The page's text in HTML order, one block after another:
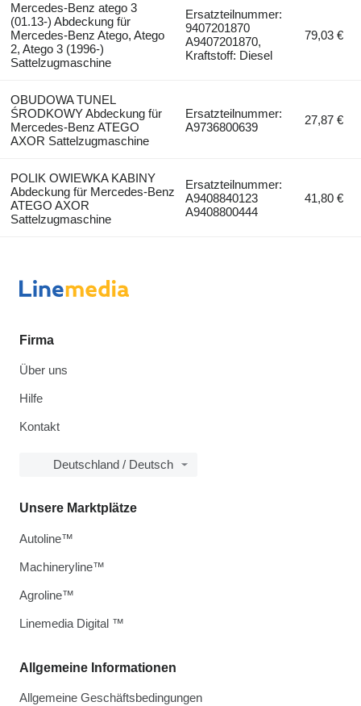
Mercedes-Benz atego 3
(01.13-) Abdeckung für
Mercedes-Benz Atego, Atego
2, Atego 3 (1996-)
Sattelzugmaschine
Ersatzteilnummer:
9407201870
A9407201870,
Kraftstoff: Diesel
79,03 €
OBUDOWA TUNEL
ŚRODKOWY Abdeckung für
Mercedes-Benz ATEGO
AXOR Sattelzugmaschine
Ersatzteilnummer:
A9736800639
27,87 €
POLIK OWIEWKA KABINY
Abdeckung für Mercedes-Benz
ATEGO AXOR
Sattelzugmaschine
Ersatzteilnummer:
A9408840123
A9408800444
41,80 €
Firma
Über uns
Hilfe
Kontakt
Deutschland / Deutsch
Allgemeine Informationen
Allgemeine Geschäftsbedingungen
Unsere Marktplätze
Autoline™
Machineryline™
Agroline™
Linemedia Digital ™